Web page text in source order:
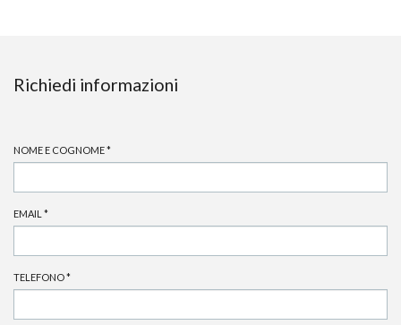
Richiedi informazioni
NOME E COGNOME*
EMAIL *
TELEFONO*